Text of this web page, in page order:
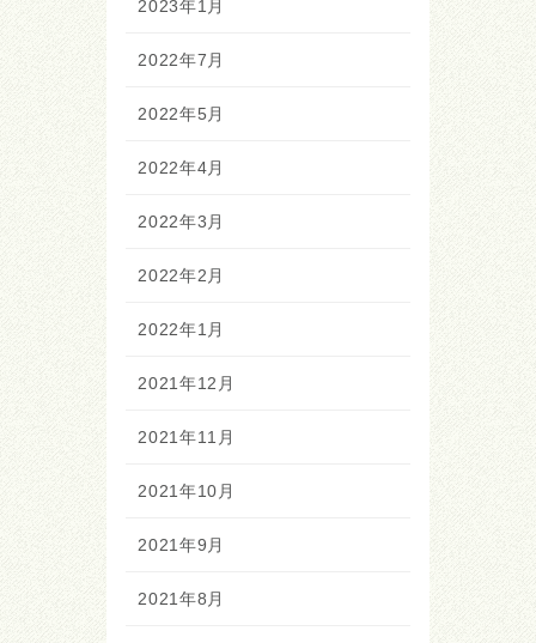
2023年1月
2022年7月
2022年5月
2022年4月
2022年3月
2022年2月
2022年1月
2021年12月
2021年11月
2021年10月
2021年9月
2021年8月